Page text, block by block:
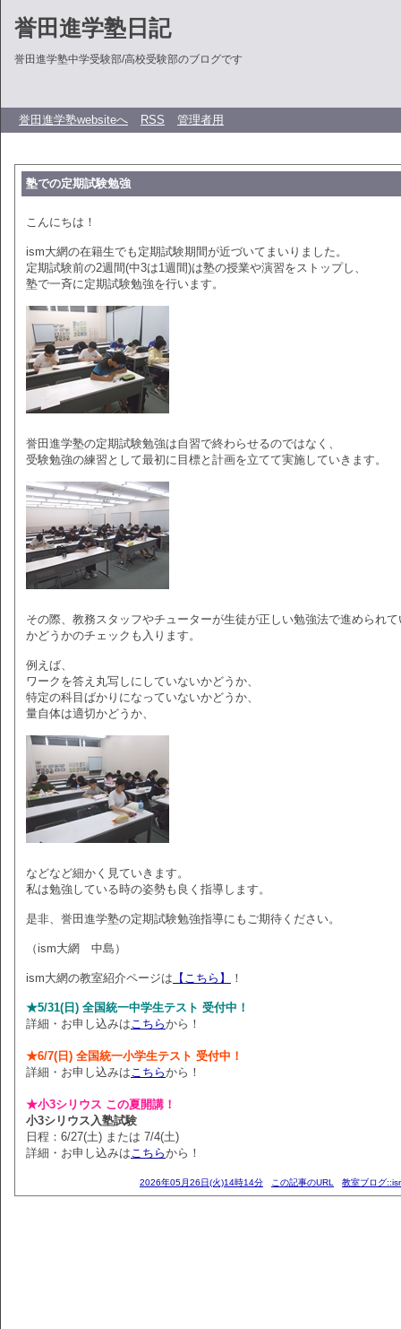
誉田進学塾日記
誉田進学塾中学受験部/高校受験部のブログです
誉田進学塾websiteへ RSS 管理者用
塾での定期試験勉強
こんにちは！
ism大網の在籍生でも定期試験期間が近づいてまいりました。
定期試験前の2週間(中3は1週間)は塾の授業や演習をストップし、
塾で一斉に定期試験勉強を行います。
誉田進学塾の定期試験勉強は自習で終わらせるのではなく、
受験勉強の練習として最初に目標と計画を立てて実施していきます。
その際、教務スタッフやチューターが生徒が正しい勉強法で進められて
かどうかのチェックも入ります。
例えば、
ワークを答え丸写しにしていないかどうか、
特定の科目ばかりになっていないかどうか、
量自体は適切かどうか、
などなど細かく見ていきます。
私は勉強している時の姿勢も良く指導します。
是非、誉田進学塾の定期試験勉強指導にもご期待ください。
（ism大網 中島）
ism大網の教室紹介ページは 【こちら】 ！
★5/31(日) 全国統一中学生テスト 受付中！
詳細・お申し込みはこちらから！
★6/7(日) 全国統一小学生テスト 受付中！
詳細・お申し込みはこちらから！
★小3シリウス この夏開講！
小3シリウス入塾試験
日程：6/27(土) または 7/4(土)
詳細・お申し込みはこちらから！
2026年05月26日(火)14時14分 この記事のURL 教室ブログ